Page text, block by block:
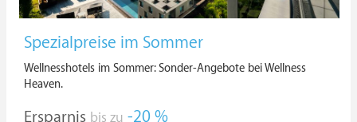
Spezialpreise im Sommer
Wellnesshotels im Sommer: Sonder-Angebote bei Wellness
Heaven.
Ersparnis bis zu -20 %